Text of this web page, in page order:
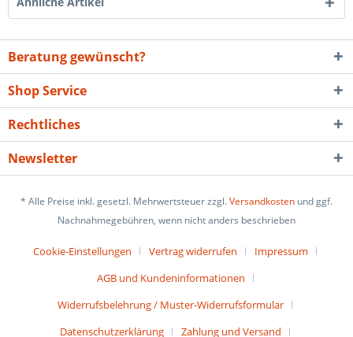
Beratung gewünscht?
Shop Service
Rechtliches
Newsletter
* Alle Preise inkl. gesetzl. Mehrwertsteuer zzgl.Versandkosten und ggf.
Nachnahmegebühren, wenn nicht anders beschrieben
Cookie-Einstellungen Vertrag widerrufen
Impressum
AGB und Kundeninformationen
Widerrufsbelehrung / Muster-Widerrufsformular
Datenschutzerklärung
Zahlung und Versand